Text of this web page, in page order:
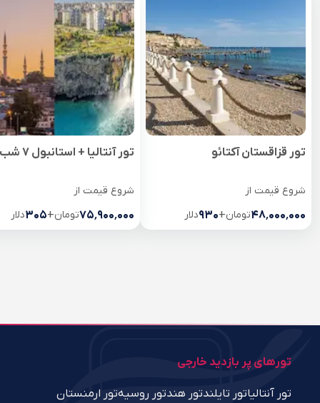
تور قزاقستان آکتائو
شروع قیمت از
۴۸٬۰۰۰٬۰۰۰تومان+۹۳۰دلار
تور آنتالیا + استانبول 7 شب
شروع قیمت از
۷۵٬۹۰۰٬۰۰۰تومان+۳۰۵دلار
تورهای پر بازدید خارجی
تور آنتالیاتور تایلندتور هندتور روسیهتور ارمنستان